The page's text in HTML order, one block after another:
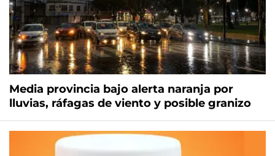
Media provincia bajo alerta naranja por
lluvias, ráfagas de viento y posible granizo